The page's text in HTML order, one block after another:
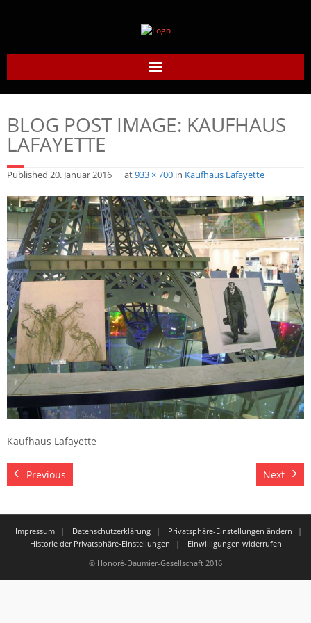
Home
Daumier-Gesellschaft
Werke
Daumier heute
Links
Kontakt
BLOG POST IMAGE: KAUFHAUS
LAFAYETTE
Published 20. Januar 2016 at933 × 700 in Kaufhaus Lafayette
Kaufhaus Lafayette
Previous Next
Impressum Datenschutzerklärung
Privatsphäre-Einstellungen ändern
Historie der Privatsphäre-Einstellungen
Einwilligungen widerrufen
© Honoré-Daumier-Gesellschaft 2016